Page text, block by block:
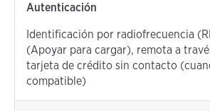
Autenticación
Identificación por radiofrecuencia
(Apoyar para cargar), remota a
tarjeta de crédito sin contacto
compatible)